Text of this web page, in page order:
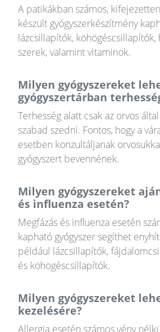
A patikákban számos,
készült gyógyszerkészítmény
lázcsillapítók, köhögéscsillapítók,
szerek, valamint vitaminok.
Milyen gyógyszereket
gyógyszertárban
Terhesség alatt csak az orvos
szabad szedni. Fontos, hogy a
esetben konzultáljanak
gyógyszert bevennének.
Milyen gyógyszereket
és influenza esetén?
Megfázás és influenza esetén
kapható gyógyszer segíthet
például lázcsillapítók,
és köhögéscsillapítók.
Milyen gyógyszereket
kezelésére?
Allergia esetén számos vény